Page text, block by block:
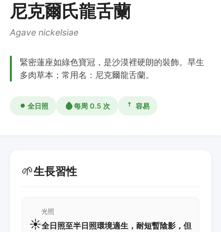
尼克爾氏龍舌蘭
Agave nickelsiae
緊密蓮座如綠色寶冠，是沙漠裡硬朗的裝飾。旱生
多肉草本；常用名：尼克爾龍舌蘭。
全日照 每周 0.5 次 容易
🌱生長習性
☀️
光照
全日照至半日照環境適生，耐短暫陰影，但